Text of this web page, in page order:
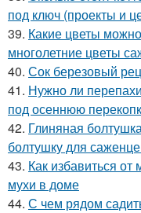
под ключ (проекты и
39. Какие цветы
многолетние цветы
40. Сок березовый
41. Нужно ли
под осеннюю
42. Глиняная
болтушку для
43. Как избавиться
мухи в доме
44. С чем рядом